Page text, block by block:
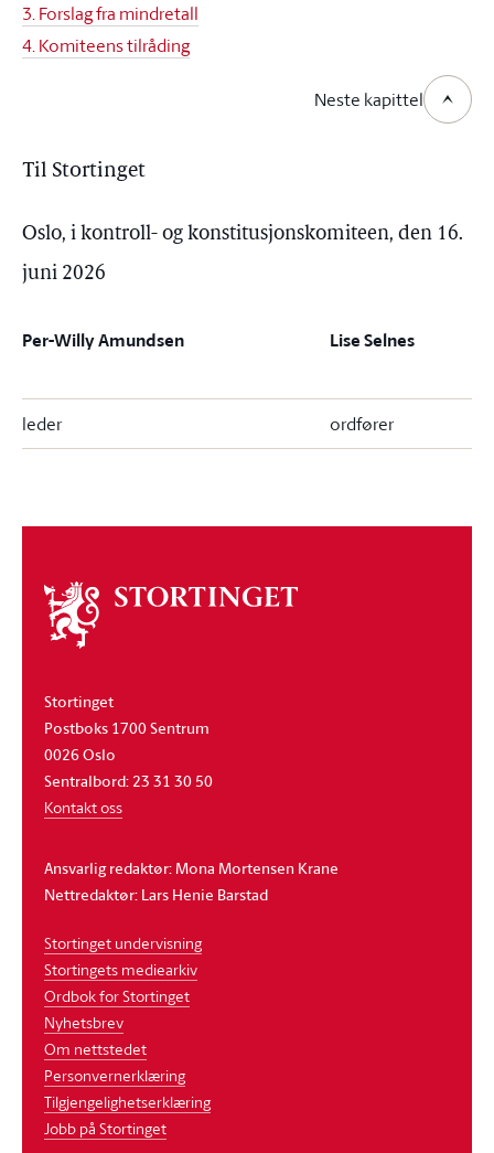
3. Forslag fra mindretall
4. Komiteens tilråding
Neste kapittel
Til Stortinget
Oslo, i kontroll- og konstitusjonskomiteen, den 16.
juni 2026
Per-Willy Amundsen Lise Selnes
leder ordfører
Om
stortinget
Stortinget
Postboks 1700 Sentrum
0026 Oslo
Sentralbord: 23 31 30 50
Kontakt oss
Ansvarlig redaktør: Mona Mortensen Krane
Nettredaktør: Lars Henie Barstad
Stortinget undervisning
Stortingets mediearkiv
Ordbok for Stortinget
Nyhetsbrev
Om nettstedet
Personvernerklæring
Tilgjengelighetserklæring
Jobb på Stortinget